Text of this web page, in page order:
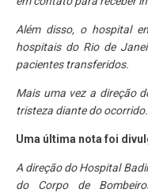
Além disso, o hospital
hospitais do Rio de
pacientes transferidos.
Mais uma vez a direção
tristeza diante do ocorrido.
Uma última nota foi
A direção do Hospital
do Corpo de